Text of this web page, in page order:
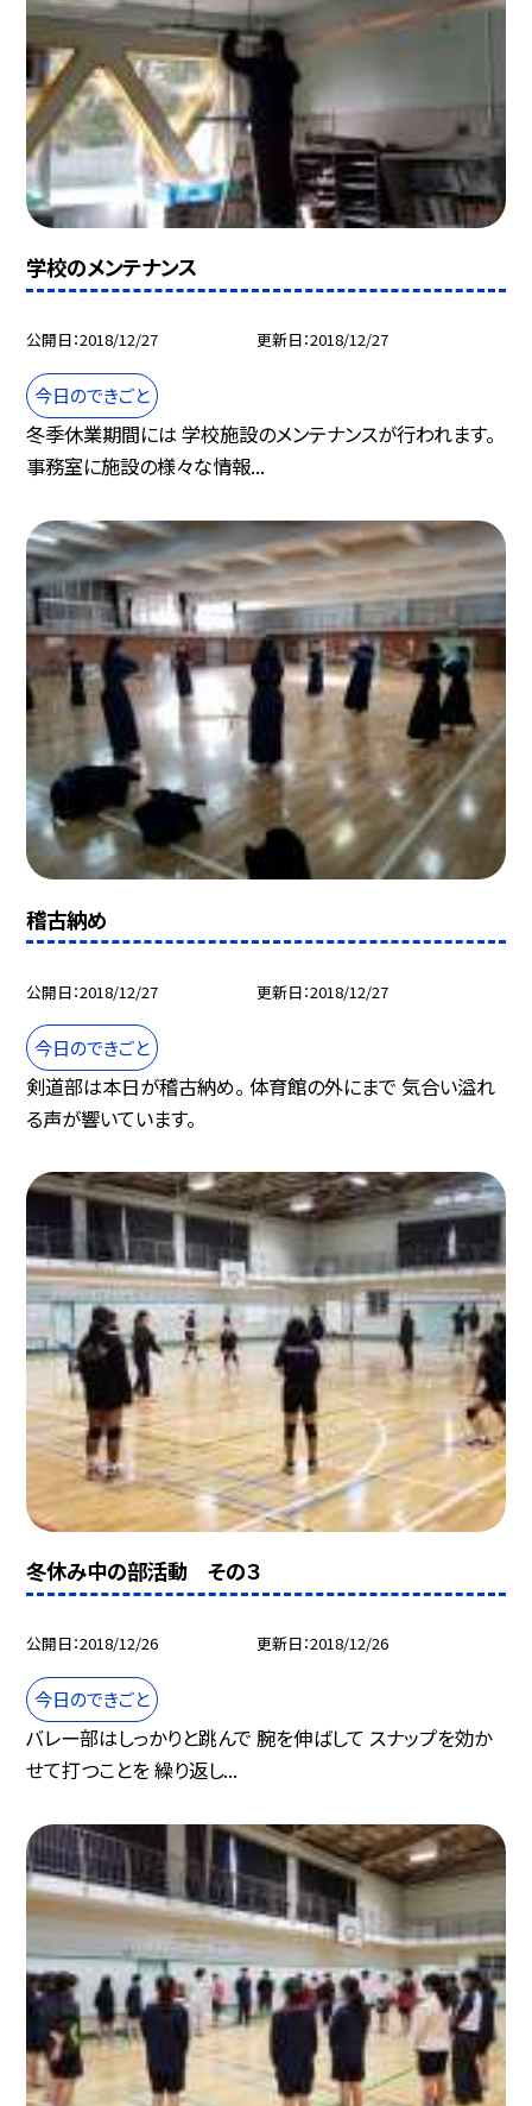
学校のメンテナンス
公開日 2018/12/27 更新日 2018/12/27
今日のできごと
冬季休業期間には 学校施設のメンテナンスが行われます。
事務室に施設の様々な情報...
稽古納め
公開日 2018/12/27 更新日 2018/12/27
今日のできごと
剣道部は本日が稽古納め。 体育館の外にまで 気合い溢れ
る声が響いています。
冬休み中の部活動 その３
公開日 2018/12/26 更新日 2018/12/26
今日のできごと
バレー部はしっかりと跳んで 腕を伸ばして スナップを効か
せて打つことを 繰り返し...